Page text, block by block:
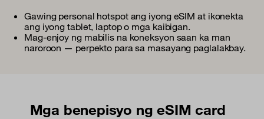
Gawing personal hotspot ang iyong eSIM at ikonekta
ang iyong tablet, laptop o mga kaibigan.
Mag-enjoy ng mabilis na koneksyon saan ka man
naroroon — perpekto para sa masayang paglalakbay.
Mga benepisyo ng eSIM card